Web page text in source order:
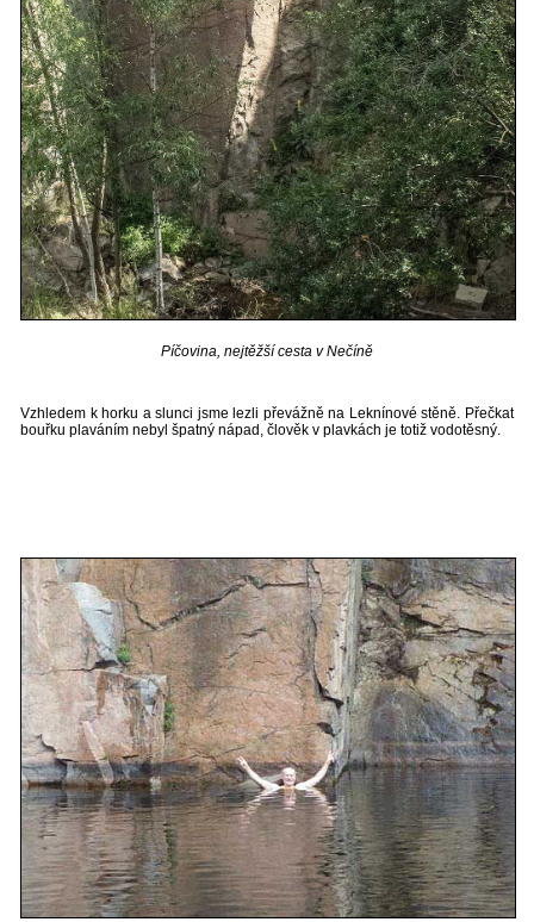
Píčovina, nejtěžší cesta v Nečíně
Vzhledem k horku a slunci jsme lezli převážně na Leknínové stěně. Přečkat
bouřku plaváním nebyl špatný nápad, člověk v plavkách je totiž vodotěsný.